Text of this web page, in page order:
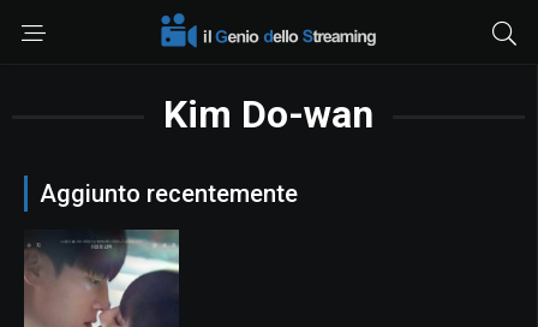
Kim Do-wan
Aggiunto recentemente